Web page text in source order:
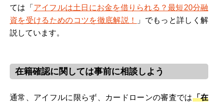
ては「 アイフルは土日にお金を借りられる？最短20分融
資を受けるためのコツを徹底解説！
」でもっと詳しく解
説しています。
在籍確認に関しては事前に相談しよう
通常、アイフルに限らず、カードローンの審査では「在